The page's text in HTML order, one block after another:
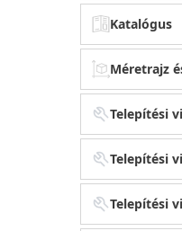
Katalógus
Méretrajz
Telepítési
Telepítési
Telepítési